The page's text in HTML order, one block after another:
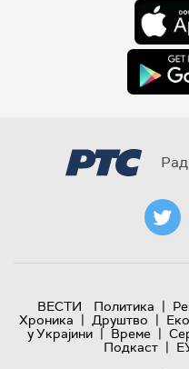
ВЕСТИ Политика |
Хроника | Друштво |
у Украјини | Време |
Подкаст |